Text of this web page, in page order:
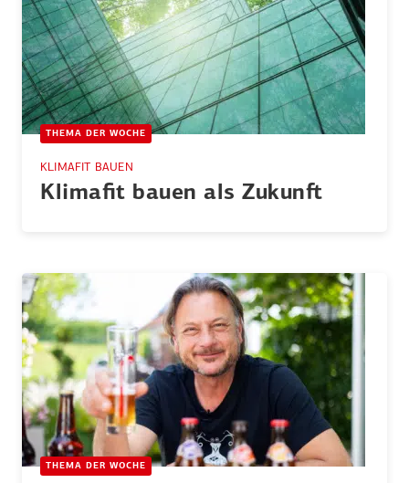
THEMA DER WOCHE
KLIMAFIT BAUEN
Klimafit bauen als Zukunft
THEMA DER WOCHE